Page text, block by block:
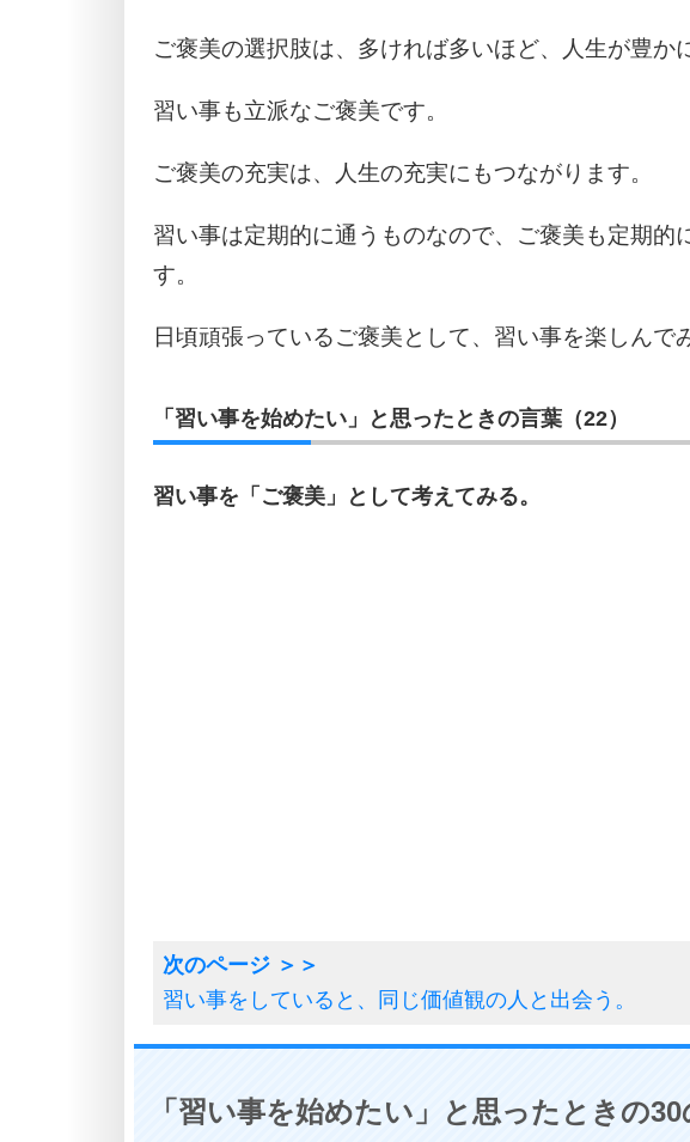
ご褒美の選択肢は、多ければ多いほど、人生が豊か
習い事も立派なご褒美です。
ご褒美の充実は、人生の充実にもつながります。
習い事は定期的に通うものなので、ご褒美も定期的
す。
日頃頑張っているご褒美として、習い事を楽しんで
「習い事を始めたい」と思ったときの言葉（22）
習い事を「ご褒美」として考えてみる。
習い事をしていると、同じ価値観の人と出会う。
「習い事を始めたい」と思ったときの